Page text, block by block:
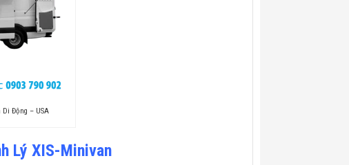
Di Động – USA
Lý XIS-Minivan